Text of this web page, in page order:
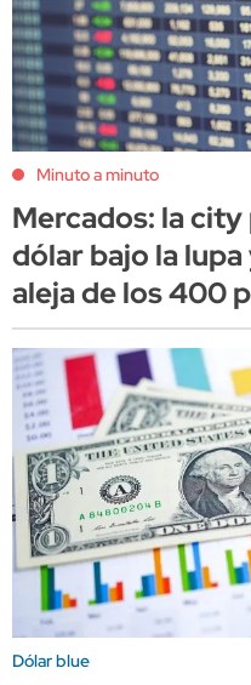
Minuto a minuto
Mercados: la
dólar bajo la
aleja de los 400
Dólar blue